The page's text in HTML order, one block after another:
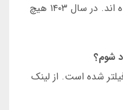
بله. تمام تراکنش ها رمزگذاری شده اند. در سال ۱۴۰۳ هیچ
شوم؟
فیلتر شده است. از لینک